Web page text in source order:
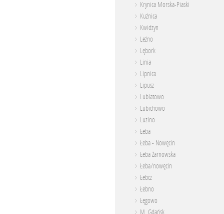
Krynica Morska-Piaski
Kuźnica
Kwidzyn
Leźno
Lębork
Linia
Lipnica
Lipusz
Lubiatowo
Lubichowo
Luzino
Łeba
Łeba - Nowęcin
Łeba Żarnowska
Łeba/nowęcin
Łebcz
Łebno
Łęgowo
M. Gdańsk